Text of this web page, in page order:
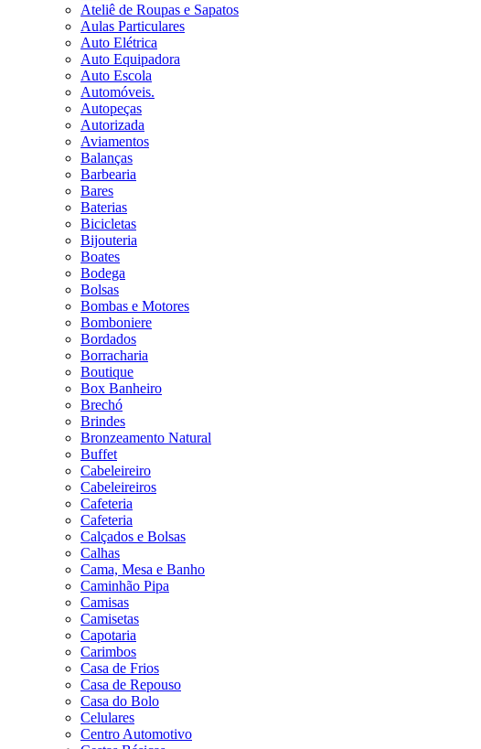
Ateliê de Roupas e Sapatos
Aulas Particulares
Auto Elétrica
Auto Equipadora
Auto Escola
Automóveis.
Autopeças
Autorizada
Aviamentos
Balanças
Barbearia
Bares
Baterias
Bicicletas
Bijouteria
Boates
Bodega
Bolsas
Bombas e Motores
Bomboniere
Bordados
Borracharia
Boutique
Box Banheiro
Brechó
Brindes
Bronzeamento Natural
Buffet
Cabeleireiro
Cabeleireiros
Cafeteria
Cafeteria
Calçados e Bolsas
Calhas
Cama, Mesa e Banho
Caminhão Pipa
Camisas
Camisetas
Capotaria
Carimbos
Casa de Frios
Casa de Repouso
Casa do Bolo
Celulares
Centro Automotivo